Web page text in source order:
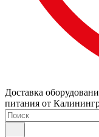
Доставка
питания от